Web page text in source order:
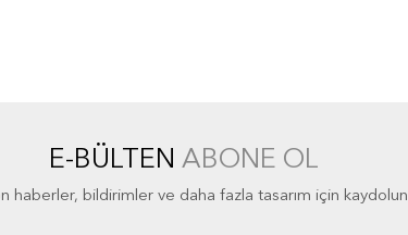
E-BÜLTEN ABONE OL
haberler, bildirimler ve daha fazla tasarım için kaydolun